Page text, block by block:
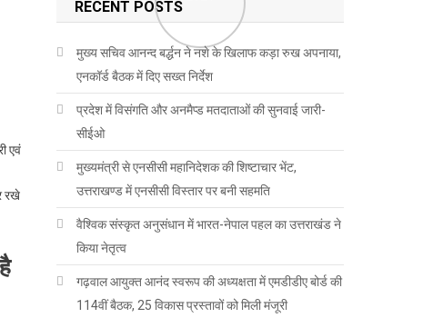
एवं
रखे
RECENT POSTS
मुख्य सचिव आनन्द बर्द्धन ने नशे के खिलाफ कड़ा रुख अपनाया,
एनकॉर्ड बैठक में दिए सख्त निर्देश
प्रदेश में विसंगति और अनमैप्ड मतदाताओं की सुनवाई जारी-
सीईओ
मुख्यमंत्री से एनसीसी महानिदेशक की शिष्टाचार भेंट,
उत्तराखण्ड में एनसीसी विस्तार पर बनी सहमति
वैश्विक संस्कृत अनुसंधान में भारत-नेपाल पहल का उत्तराखंड ने
किया नेतृत्व
गढ़वाल आयुक्त आनंद स्वरूप की अध्यक्षता में एमडीडीए बोर्ड की
114वीं बैठक, 25 विकास प्रस्तावों को मिली मंजूरी